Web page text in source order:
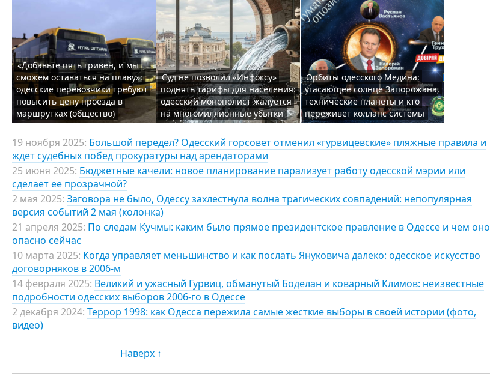
«Добавьте пять гривен, и мы
сможем оставаться на плаву»:
одесские перевозчики требуют
повысить цену проезда в
маршрутках (общество)
Суд не позволил «Инфоксу»
поднять тарифы для населения:
одесский монополист жалуется
на многомиллионные убытки
Орбиты одесского Медина:
угасающее солнце Запорожана,
технические планеты и кто
переживет коллапс системы
19 ноября 2025: Большой передел? Одесский горсовет отменил «гурвицевские» пляжные правила и
ждет судебных побед прокуратуры над арендаторами
25 июня 2025: Бюджетные качели: новое планирование парализует работу одесской мэрии или
сделает ее прозрачной?
2 мая 2025: Заговора не было, Одессу захлестнула волна трагических совпадений: непопулярная
версия событий 2 мая (колонка)
21 апреля 2025: По следам Кучмы: каким было прямое президентское правление в Одессе и чем оно
опасно сейчас
10 марта 2025: Когда управляет меньшинство и как послать Януковича далеко: одесское искусство
договорняков в 2006-м
14 февраля 2025: Великий и ужасный Гурвиц, обманутый Боделан и коварный Климов: неизвестные
подробности одесских выборов 2006-го в Одессе
2 декабря 2024: Террор 1998: как Одесса пережила самые жесткие выборы в своей истории (фото,
видео)
Наверх ↑